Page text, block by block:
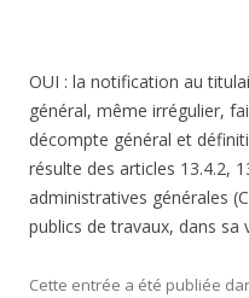
OUI : la notification au
général, même irrégulier,
décompte général et
résulte des articles 13.4.2,
administratives générales
publics de travaux, dans sa
Cette entrée a été publiée